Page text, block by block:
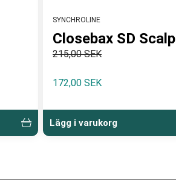
SYNCHROLINE
Closebax SD
215,00 SEK
172,00 SEK
Lägg i varukorg